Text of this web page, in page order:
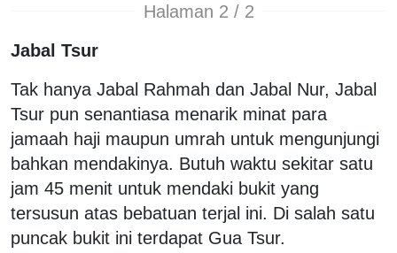
Halaman 2 / 2
Jabal Tsur
Tak hanya Jabal Rahmah dan Jabal Nur, Jabal
Tsur pun senantiasa menarik minat para
jamaah haji maupun umrah untuk mengunjungi
bahkan mendakinya. Butuh waktu sekitar satu
jam 45 menit untuk mendaki bukit yang
tersusun atas bebatuan terjal ini. Di salah satu
puncak bukit ini terdapat Gua Tsur.